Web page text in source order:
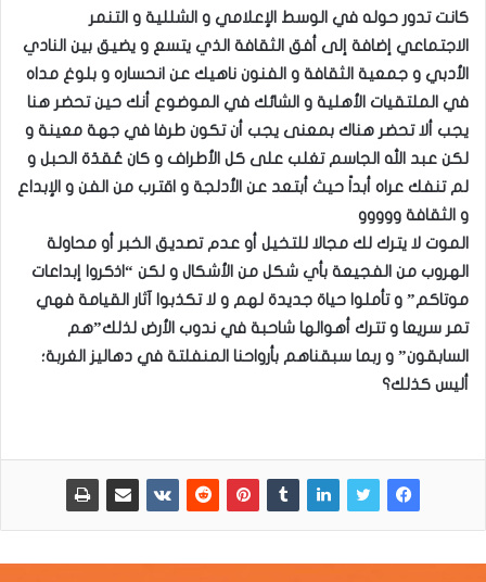
كانت تدور حوله في الوسط الإعلامي و الشللية و التنمر
الاجتماعي إضافة إلى أفق الثقافة الذي يتسع و يضيق بين النادي
الأدبي و جمعية الثقافة و الفنون ناهيك عن انحساره و بلوغ مداه
في الملتقيات الأهلية و الشائك في الموضوع أنك حين تحضر هنا
يجب ألا تحضر هناك بمعنى يجب أن تكون طرفا في جهة معينة و
لكن عبد الله الجاسم تغلب على كل الأطراف و كان عُقدَة الحبل و
لم تنفك عراه أبداً حيث أبتعد عن الأدلجة و اقترب من الفن و الإبداع
و الثقافة ووووو
الموت لا يترك لك مجالا للتخيل أو عدم تصديق الخبر أو محاولة
الهروب من الفجيعة بأي شكل من الأشكال و لكن “اذكروا إبداعات
موتاكم” و تأملوا حياة جديدة لهم و لا تكذبوا آثار القيامة فهي
تمر سريعا و تترك أهوالها شاحبة في ندوب الأرض لذلك”هم
السابقون” و ربما سبقناهم بأرواحنا المنفلتة في دهاليز الغربة؛
أليس كذلك؟